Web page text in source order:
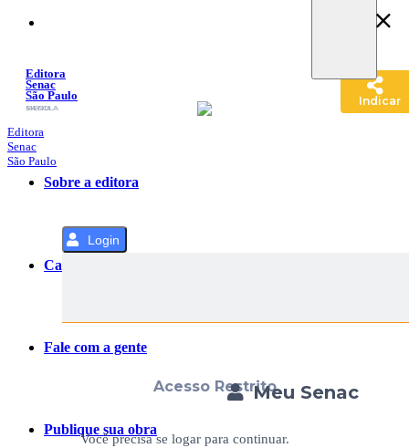
Conteúdo
Editora
Senac
São Paulo
SACOLA
MENU
Editora
Senac
São Paulo
Sobre a editora
Categorias
Fale com a gente
Publique sua obra
Login
Meu Senac
Acesso Restrito
Você precisa se logar para continuar.
Indicar